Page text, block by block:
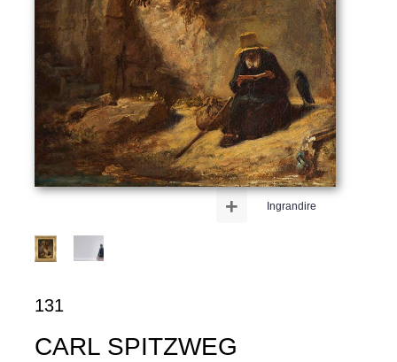
Ingrandire
+
131
CARL SPITZWEG